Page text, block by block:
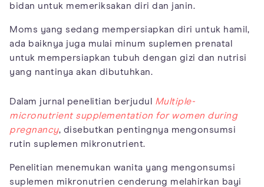
bidan untuk memeriksakan diri dan janin.
Moms yang sedang mempersiapkan diri untuk hamil,
ada baiknya juga mulai minum suplemen prenatal
untuk mempersiapkan tubuh dengan gizi dan nutrisi
yang nantinya akan dibutuhkan.
Dalam jurnal penelitian berjudul Multiple-
micronutrient supplementation for women during
pregnancy, disebutkan pentingnya mengonsumsi
rutin suplemen mikronutrient.
Penelitian menemukan wanita yang mengonsumsi
suplemen mikronutrien cenderung melahirkan bayi